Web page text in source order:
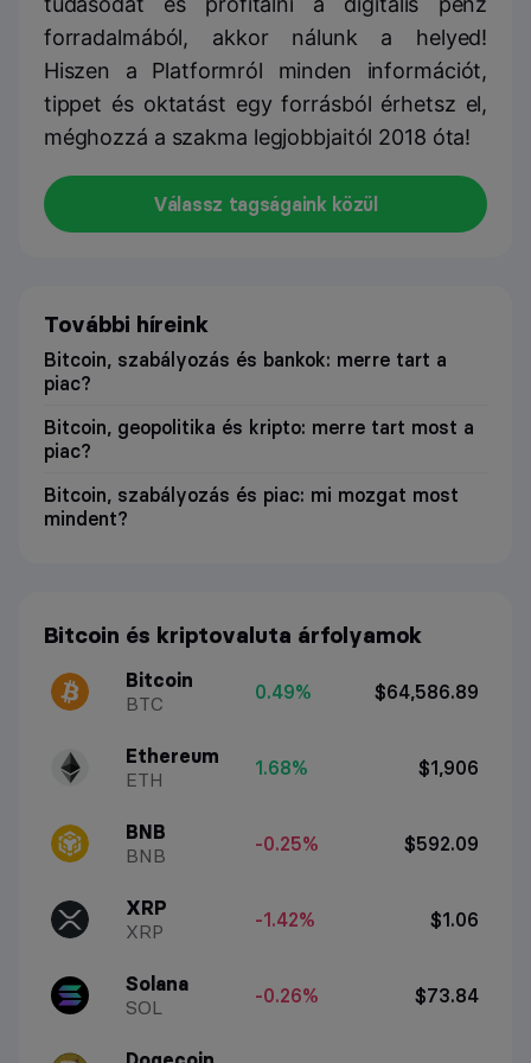
forradalmából, akkor nálunk a helyed!
Hiszen a Platformról minden információt,
tippet és oktatást egy forrásból érhetsz el,
méghozzá a szakma legjobbjaitól 2018 óta!
Válassz tagságaink közül
További híreink
Bitcoin, szabályozás és bankok: merre tart a
piac?
Bitcoin, geopolitika és kripto: merre tart most a
piac?
Bitcoin, szabályozás és piac: mi mozgat most
mindent?
Bitcoin és kriptovaluta árfolyamok
Bitcoin
BTC
0.49% $64,586.89
Ethereum
ETH
1.68% $1,906
BNB
BNB
-0.25% $592.09
XRP
XRP
-1.42% $1.06
Solana
SOL
-0.26% $73.84